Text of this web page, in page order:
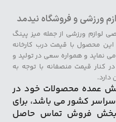
ورزشی و فروشگاه نیدمد
لوازم ورزشی از جمله میز پینگ
محصول با قیمت درب کارخانه
نماید و همواره سعی در تولید و
کنار قیمت منصفانه با توجه به
دارد.
عمده محصولات خود در
سراسر کشور می باشد، برای
بخش فروش تماس حاصل